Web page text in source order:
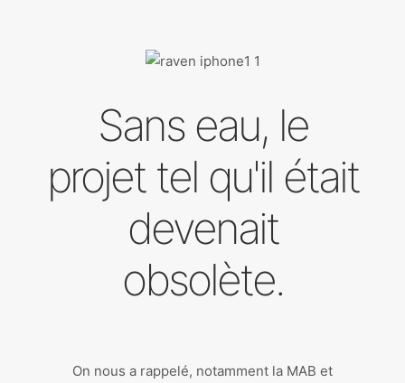
Sans eau, le
projet tel qu'il était
devenait
obsolète.
On nous a rappelé, notamment la MAB et